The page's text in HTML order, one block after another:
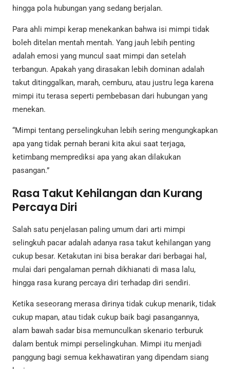
hingga pola hubungan yang sedang berjalan.
Para ahli mimpi kerap menekankan bahwa isi mimpi tidak
boleh ditelan mentah mentah. Yang jauh lebih penting
adalah emosi yang muncul saat mimpi dan setelah
terbangun. Apakah yang dirasakan lebih dominan adalah
takut ditinggalkan, marah, cemburu, atau justru lega karena
mimpi itu terasa seperti pembebasan dari hubungan yang
menekan.
“Mimpi tentang perselingkuhan lebih sering mengungkapkan
apa yang tidak pernah berani kita akui saat terjaga,
ketimbang memprediksi apa yang akan dilakukan
pasangan.”
Rasa Takut Kehilangan dan Kurang
Percaya Diri
Salah satu penjelasan paling umum dari arti mimpi
selingkuh pacar adalah adanya rasa takut kehilangan yang
cukup besar. Ketakutan ini bisa berakar dari berbagai hal,
mulai dari pengalaman pernah dikhianati di masa lalu,
hingga rasa kurang percaya diri terhadap diri sendiri.
Ketika seseorang merasa dirinya tidak cukup menarik, tidak
cukup mapan, atau tidak cukup baik bagi pasangannya,
alam bawah sadar bisa memunculkan skenario terburuk
dalam bentuk mimpi perselingkuhan. Mimpi itu menjadi
panggung bagi semua kekhawatiran yang dipendam siang